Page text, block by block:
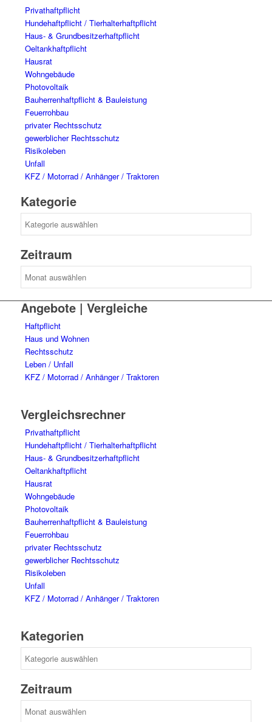
Privathaftpflicht
Hundehaftpflicht / Tierhalterhaftpflicht
Haus- & Grundbesitzerhaftpflicht
Oeltankhaftpflicht
Hausrat
Wohngebäude
Photovoltaik
Bauherrenhaftpflicht & Bauleistung
Feuerrohbau
privater Rechtsschutz
gewerblicher Rechtsschutz
Risikoleben
Unfall
KFZ / Motorrad / Anhänger / Traktoren
Kategorie
Zeitraum
Angebote | Vergleiche
Haftpflicht
Haus und Wohnen
Rechtsschutz
Leben / Unfall
KFZ / Motorrad / Anhänger / Traktoren
Vergleichsrechner
Privathaftpflicht
Hundehaftpflicht / Tierhalterhaftpflicht
Haus- & Grundbesitzerhaftpflicht
Oeltankhaftpflicht
Hausrat
Wohngebäude
Photovoltaik
Bauherrenhaftpflicht & Bauleistung
Feuerrohbau
privater Rechtsschutz
gewerblicher Rechtsschutz
Risikoleben
Unfall
KFZ / Motorrad / Anhänger / Traktoren
Kategorien
Zeitraum